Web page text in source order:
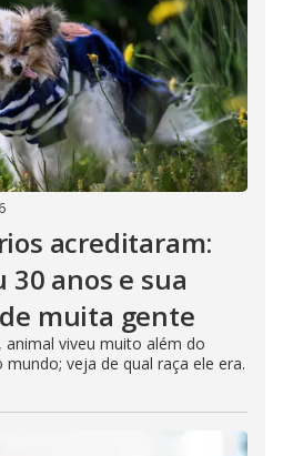
acreditaram:
30 anos e sua
muita gente
viveu muito além do
veja de qual raça ele era.